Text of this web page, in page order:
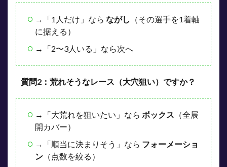
→「1人だけ」なら ながし
（その選手を1着軸
に据える）
→「2〜3人いる」なら次へ
質問2：荒れそうなレース（大穴狙い）ですか？
→「大荒れを狙いたい」なら ボックス （全展
開カバー）
→「順当に決まりそう」なら フォーメーショ
ン （点数を絞る）